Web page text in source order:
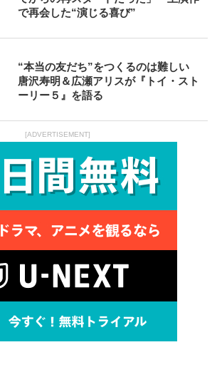
で再会した“演じる喜び”
“本当の友だち”をつくるのは難しい
唐沢寿明＆広瀬アリスが『トイ・スト
ーリー５』を語る
[ADVERTISEMENT]